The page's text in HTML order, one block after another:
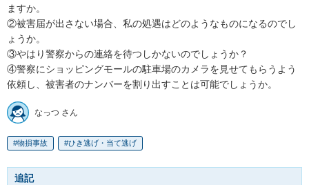
ますか。
②被害届が出さない場合、私の処遇はどのようなものになるのでし
ょうか。
③やはり警察からの連絡を待つしかないのでしょうか？
④警察にショッピングモールの駐車場のカメラを見せてもらうよう
依頼し、被害者のナンバーを割り出すことは可能でしょうか。
なっつ さん
物損事故 ひき逃げ・当て逃げ
追記